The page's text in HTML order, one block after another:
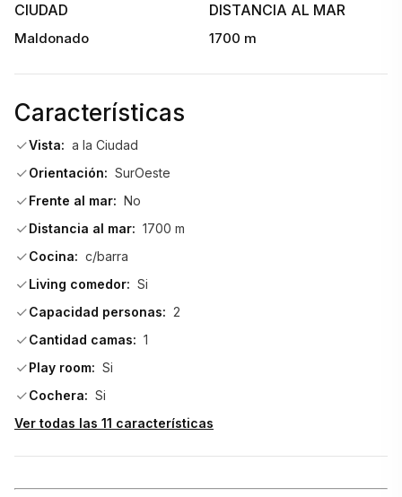
CIUDAD
Maldonado
DISTANCIA AL MAR
1700 m
Características
Vista: a la Ciudad
Orientación: SurOeste
Frente al mar: No
Distancia al mar: 1700 m
Cocina: c/barra
Living comedor: Si
Capacidad personas: 2
Cantidad camas: 1
Play room: Si
Cochera: Si
Ver todas las 11 características